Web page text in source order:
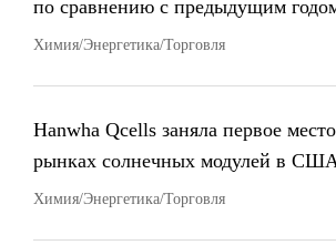
по сравнению с предыдущим
Химия/Энергетика/Торговля
Hanwha Qcells заняла первое
рынках солнечных модулей в
Химия/Энергетика/Торговля